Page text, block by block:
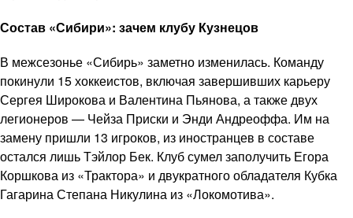
Состав «Сибири»: зачем клубу Кузнецов
В межсезонье «Сибирь» заметно изменилась. Команду
покинули 15 хоккеистов, включая завершивших карьеру
Сергея Широкова и Валентина Пьянова, а также двух
легионеров — Чейза Приски и Энди Андреоффа. Им на
замену пришли 13 игроков, из иностранцев в составе
остался лишь Тэйлор Бек. Клуб сумел заполучить Егора
Коршкова из «Трактора» и двукратного обладателя Кубка
Гагарина Степана Никулина из «Локомотива».